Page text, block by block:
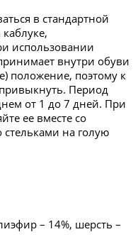
в стандартной
использовании
внутри обуви
положение, поэтому к
Период
от 1 до 7 дней. При
ее вместе со
стельками на голую
– 14%, шерсть –